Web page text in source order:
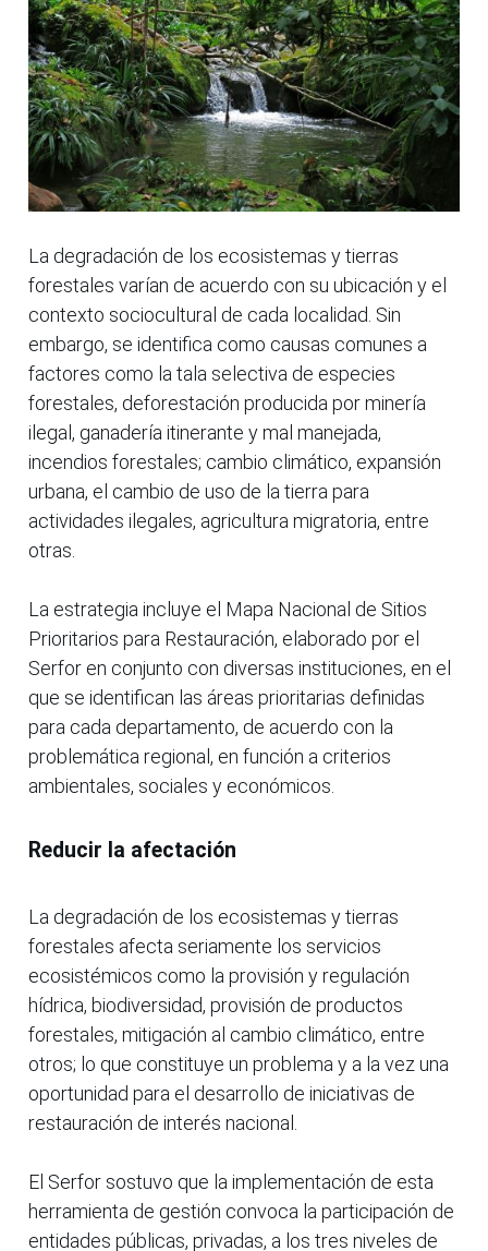
La degradación de los ecosistemas y tierras
forestales varían de acuerdo con su ubicación y el
contexto sociocultural de cada localidad. Sin
embargo, se identifica como causas comunes a
factores como la tala selectiva de especies
forestales, deforestación producida por minería
ilegal, ganadería itinerante y mal manejada,
incendios forestales; cambio climático, expansión
urbana, el cambio de uso de la tierra para
actividades ilegales, agricultura migratoria, entre
otras.
La estrategia incluye el Mapa Nacional de Sitios
Prioritarios para Restauración, elaborado por el
Serfor en conjunto con diversas instituciones, en el
que se identifican las áreas prioritarias definidas
para cada departamento, de acuerdo con la
problemática regional, en función a criterios
ambientales, sociales y económicos.
Reducir la afectación
La degradación de los ecosistemas y tierras
forestales afecta seriamente los servicios
ecosistémicos como la provisión y regulación
hídrica, biodiversidad, provisión de productos
forestales, mitigación al cambio climático, entre
otros; lo que constituye un problema y a la vez una
oportunidad para el desarrollo de iniciativas de
restauración de interés nacional.
El Serfor sostuvo que la implementación de esta
herramienta de gestión convoca la participación de
entidades públicas, privadas, a los tres niveles de